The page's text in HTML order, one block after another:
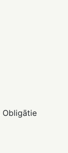
Obligātie